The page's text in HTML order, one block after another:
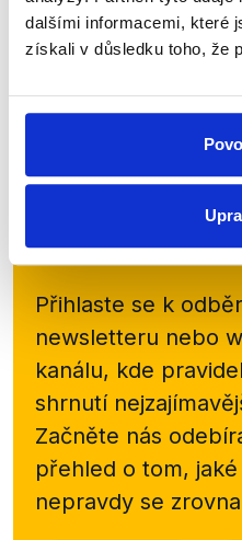
dalšími informacemi, které
získali v důsledku toho, že
Michal Horáček uzavřel
České televize.
přijít. Horáček v
Zůstaňme v
Přihlaste se k
newsletteru nebo
kanálu, kde
shrnutí
Začněte nás
přehled o tom,
nepravdy se